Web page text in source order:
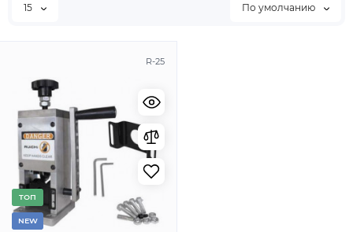
15 По умолчанию
R-25
TОП
NEW